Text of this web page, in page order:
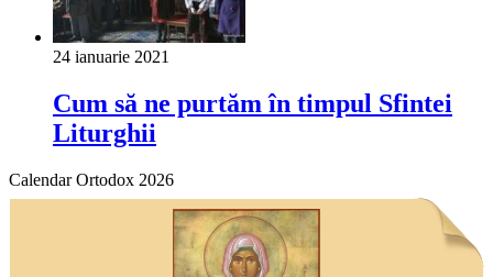
24 ianuarie 2021
Cum să ne purtăm în timpul Sfintei
Liturghii
Calendar Ortodox 2026